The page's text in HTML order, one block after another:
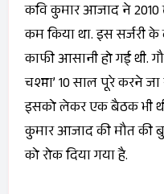
कवि कुमार आजाद ने
कम किया था. इस सर्जरी के
काफी आसानी हो गई थी.
चश्मा’ 10 साल पूरे करने
इसको लेकर एक बैठक भी
कुमार आजाद की मौत की
को रोक दिया गया है.